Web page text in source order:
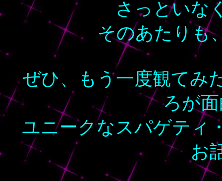
さっといな
そのあたりも
ぜひ、もう一度観てみ
ろが
ユニークなスパゲティ
お